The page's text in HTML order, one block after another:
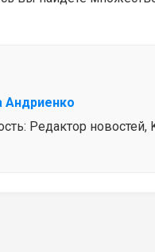
Андриенко
Редактор новостей,